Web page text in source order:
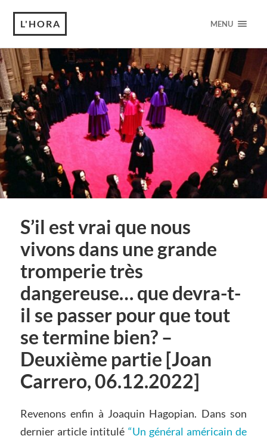
L'HORA MENU
S’il est vrai que nous
vivons dans une grande
tromperie très
dangereuse… que devra-t-
il se passer pour que tout
se termine bien? –
Deuxième partie [Joan
Carrero, 06.12.2022]
Revenons enfin à Joaquin Hagopian. Dans son
dernier article intitulé “Un général américain de